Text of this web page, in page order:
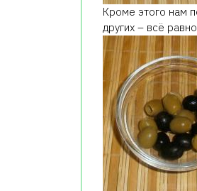
Кроме этого нам
других – всё